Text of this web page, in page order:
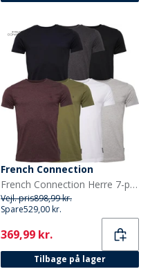
French Connection
French Connection Herre 7-pak Crew T-shirts Multi - Sort/Hvid/Marine/Lysegrå Melange/Charmel/Chatmel/Khaki
Vejl. pris898,99 kr.
Spare529,00 kr.
Current
369,99 kr.
Tilbage på lager